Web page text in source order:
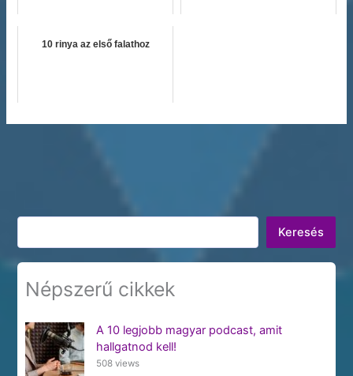
10 rinya az első falathoz
Keresés
Keresés
Népszerű cikkek
A 10 legjobb magyar podcast, amit
hallgatnod kell!
508 views